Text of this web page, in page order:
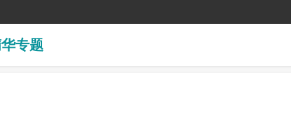
专题